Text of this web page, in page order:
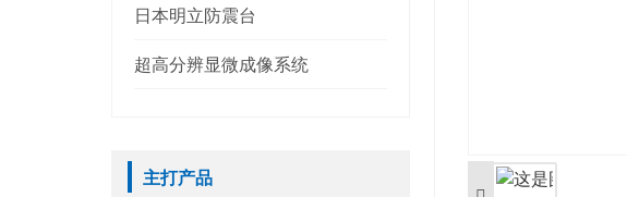
日本明立防震台
超高分辨显微成像系统
主打产品